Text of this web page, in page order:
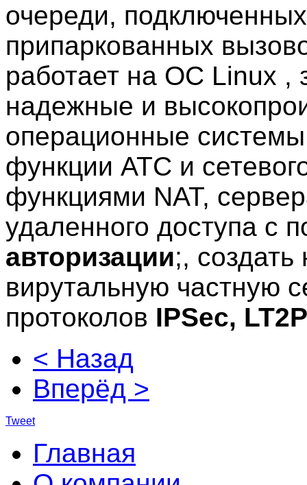
очереди,
припаркованных
работает на ОС Linux ,
надежные и
операционные
функции АТС и
функциями NAT,
удаленного доступа с
авторизации;,
вирутальную частную
протоколов IPSec, LT2P
< Назад
Вперёд >
Tweet
Главная